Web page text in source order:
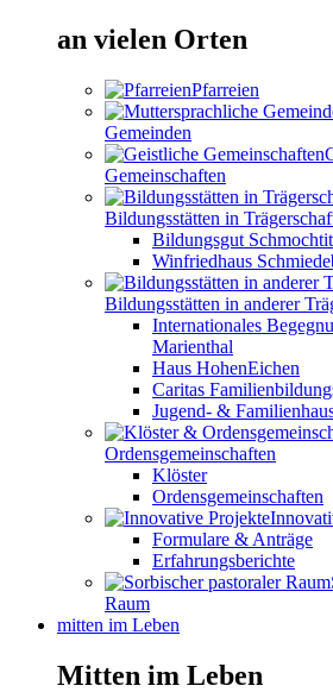
an vielen Orten
Pfarreien
Gemeinden
Gemeinschaften
Bildungsstätten in
Bildungsgut
Winfriedhaus
Bildungsstätten in anderer
Internationales
Marienthal
Haus HohenEichen
Caritas
Jugend- &
Ordensgemeinschaften
Klöster
Ordensgemeinschaften
Formulare & Anträge
Erfahrungsberichte
Raum
mitten im Leben
Mitten im Leben